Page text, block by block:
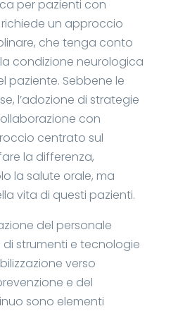
per pazienti con
un approccio
che tenga conto
condizione neurologica
paziente. Sebbene le
l’adozione di strategie
con
centrato sul
la differenza,
la salute orale, ma
vita di questi pazienti.
del personale
di strumenti e tecnologie
verso
e del
sono elementi